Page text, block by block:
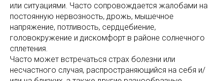
или ситуациями. Часто сопровождается жалобами на
постоянную нервозность, дрожь, мышечное
напряжение, потливость, сердцебиение,
головокружение и дискомфорт в районе солнечного
сплетения.
Часто может встречаться страх болезни или
несчастного случая, распространяющийся на себя и/